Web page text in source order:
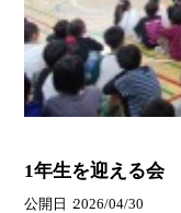
1年生を迎える会
公開日 2026/04/30